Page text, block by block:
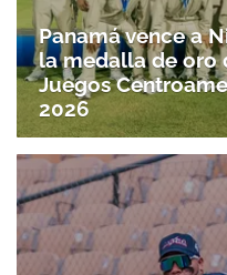
Panamá vence a
la medalla de oro
Juegos
2026